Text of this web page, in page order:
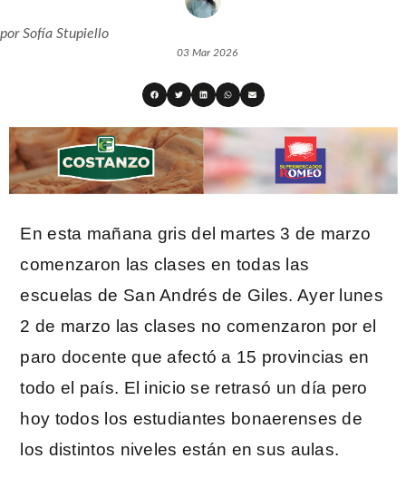
porSofía Stupiello
03 Mar 2026
En esta mañana gris del martes 3 de marzo
comenzaron las clases en todas las
escuelas de San Andrés de Giles. Ayer lunes
2 de marzo las clases no comenzaron por el
paro docente que afectó a 15 provincias en
todo el país. El inicio se retrasó un día pero
hoy todos los estudiantes bonaerenses de
los distintos niveles están en sus aulas.